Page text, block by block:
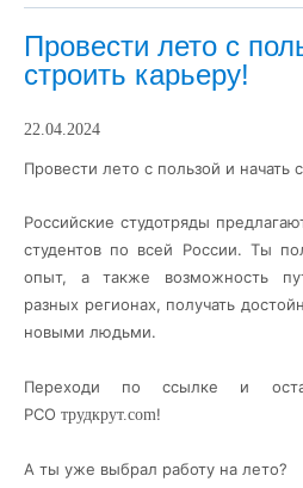
Провести лето с
строить карьеру!
22.04.2024
Провести лето с пользой и начать
Российские студотряды
студентов по всей России. Ты
опыт, а также возможность
разных регионах, получать
новыми людьми.
Переходи по ссылке и
РСО трудкрут.com!
А ты уже выбрал работу на лето?